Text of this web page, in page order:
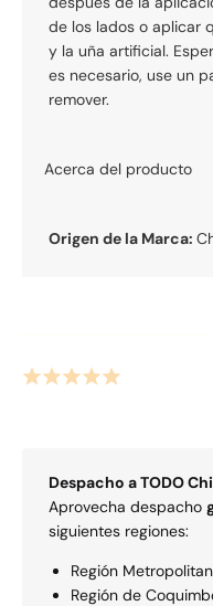
de los lados o aplicar
y la uña artificial.
es necesario, use un
remover.
Acerca del producto
Origen de la Marca:
Despacho aTODO
Aprovecha despacho
siguientes regiones:
Región
Región de